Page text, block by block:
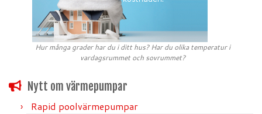
Hur många grader har du i ditt hus? Har du olika temperatur i
vardagsrummet och sovrummet?
Nytt om värmepumpar
Rapid poolvärmepumpar